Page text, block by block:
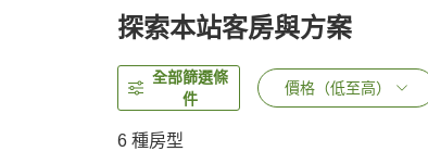
探索本站客房與方案
全部篩選條
件
價格（低至高）
6 種房型